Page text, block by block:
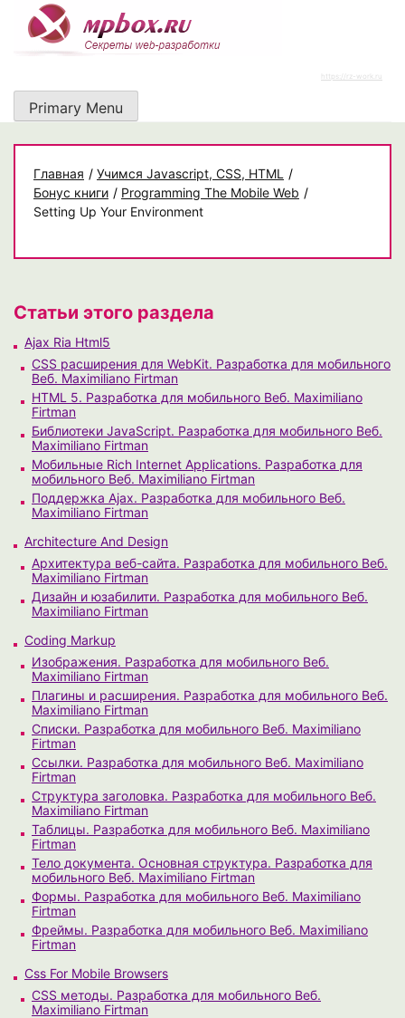
content
https://rz-work.ru
Primary Menu
Главная / Учимся Javascript, CSS, HTML
/
Бонус книги / Programming The Mobile Web /
Setting Up Your Environment
Статьи этого раздела
Ajax Ria Html5
CSS расширения для WebKit. Разработка для мобильного
Веб. Maximiliano Firtman
HTML 5. Разработка для мобильного Веб. Maximiliano
Firtman
Библиотеки JavaScript. Разработка для мобильного Веб.
Maximiliano Firtman
Мобильные Rich Internet Applications. Разработка для
мобильного Веб. Maximiliano Firtman
Поддержка Ajax. Разработка для мобильного Веб.
Maximiliano Firtman
Architecture And Design
Архитектура веб-сайта. Разработка для мобильного Веб.
Maximiliano Firtman
Дизайн и юзабилити. Разработка для мобильного Веб.
Maximiliano Firtman
Coding Markup
Изображения. Разработка для мобильного Веб.
Maximiliano Firtman
Плагины и расширения. Разработка для мобильного Веб.
Maximiliano Firtman
Списки. Разработка для мобильного Веб. Maximiliano
Firtman
Ссылки. Разработка для мобильного Веб. Maximiliano
Firtman
Структура заголовка. Разработка для мобильного Веб.
Maximiliano Firtman
Таблицы. Разработка для мобильного Веб. Maximiliano
Firtman
Тело документа. Основная структура. Разработка для
мобильного Веб. Maximiliano Firtman
Формы. Разработка для мобильного Веб. Maximiliano
Firtman
Фреймы. Разработка для мобильного Веб. Maximiliano
Firtman
Css For Mobile Browsers
CSS методы. Разработка для мобильного Веб.
Maximiliano Firtman